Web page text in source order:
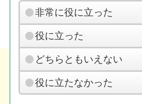
非常に役に立った
役に立った
どちらともいえない
役に立たなかった